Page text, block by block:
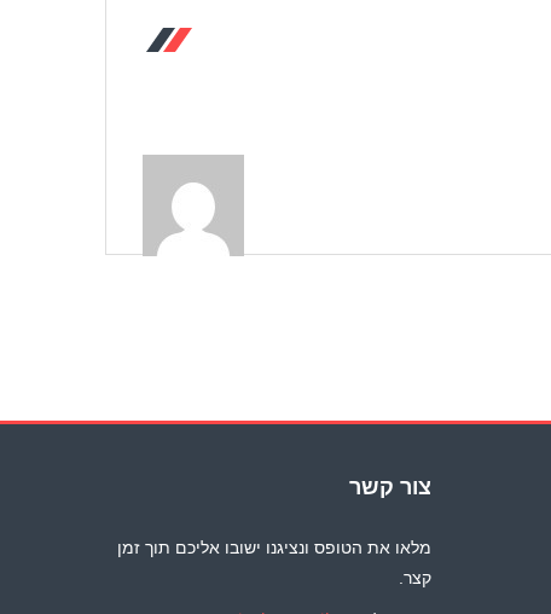
צור קשר
מלאו את הטופס ונציגנו ישובו אליכם תוך זמן
קצר.